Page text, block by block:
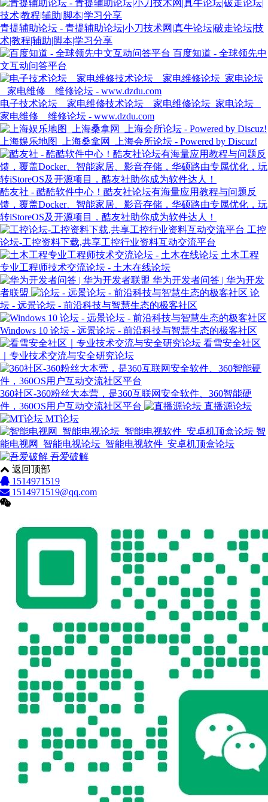
青提辅助论坛 - 青提辅助论坛|小刀技术网|真牛论坛|破走论坛|技
术|教程|辅助|脚本|学习分享
百度知道 - 全球领先中
文互动问答平台
电子技术论坛 _ 家电维修技术论坛 _ 家电维修论坛_家电论坛 _
家电维修 _ 维修论坛 - www.dzdu.com
上海娱乐地图_上海桑拿网_上海会所论坛 - Powered by Discuz!
酷友社 - 酷酷软件中心！酷友社论坛有海量应用教程与问题反
馈，覆盖Docker、智能家居、影音存储，华硕路由专属优化，玩
转iStoreOS及开源项目，酷友社助你成为软件达人！
工控
论坛-工控资料下载,共享工控行业资料互动交流平台
土木工程
专业工程师技术交流论坛 - 土木在线论坛
华为开发者问答 | 华为开发
者联盟
论
坛 - 远景论坛 - 前沿科技与智慧生态的极客社区
Windows 10 论坛 - 远景论坛 - 前沿科技与智慧生态的极客社区
看雪安全社区
｜专业技术交流与安全研究论坛
360社区-360粉丝大本营，是360互联网安全软件、360智能硬
件，360OS用户互动交流社区平台
直播源论坛
MT论坛
智
能电视网_智能电视论坛_智能电视软件_安卓机顶盒论坛
吾爱破解
返回顶部
1514971519
1514971519@qq.com